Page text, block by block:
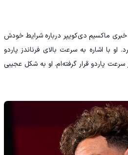
ماکسیم دی‌کویپر درباره شرایط خودش
با اشاره به سرعت بالای فرناندز پاردو
پاردو قرار گرفته‌ام. او به شکل عجیبی